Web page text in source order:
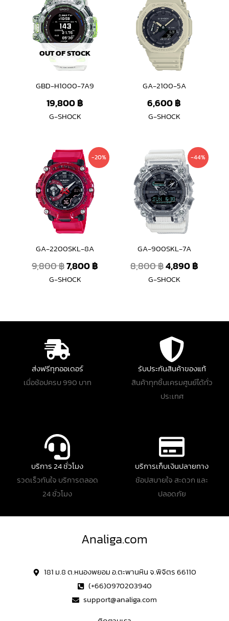
OUT OF STOCK
GBD-H1000-7A9
19,800฿
G-SHOCK
GA-2100-5A
6,600฿
G-SHOCK
-20%
GA-2200SKL-8A
9,800฿
Original
price
was:
9,800 ฿.
7,800฿
Current
price
G-SHOCK
-44%
GA-900SKL-7A
8,800฿
Original
price
was:
8,800 ฿.
4,890฿
price
G-SHOCK
ส่งฟรีทุกออเดอร์
เมื่อช้อปครบ 990 บาท
รับประกันสินค้าของแท้
สินค้าทุกชิ้นเครมศูนย์ได้ทั่ว
ประเทศ
บริการ 24 ชั่วโมง
รวดเร็วทันใจ บริการตลอด
24 ชั่วโมง
บริการเก็บเงินปลายทาง
ช้อปสบายใจ สะดวก และ
ปลอดภัย
Analiga.com
181 ม.8 ต.หนองพยอม อ.ตะพานหิน จ.พิจิตร 66110
(+66)0970203940
support@analiga.com